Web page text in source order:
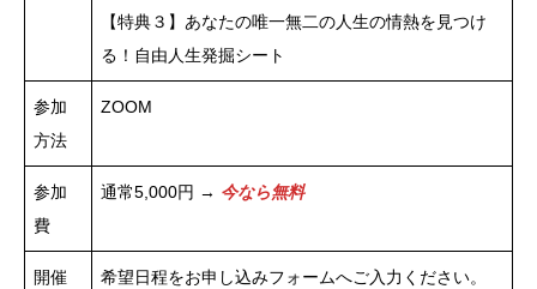
【特典３】あなたの唯一無二の人生の情熱を見つけ
る！自由人生発掘シート
参加
方法
ZOOM
参加
費
通常5,000円 → 今なら無料
開催
希望日程をお申し込みフォームへご入力ください。